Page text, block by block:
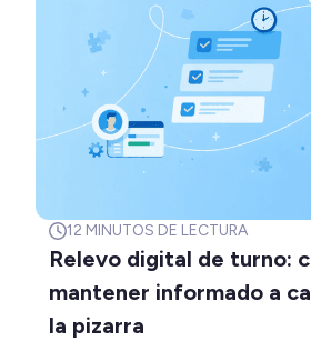
12 MINUTOS DE LECTURA
Relevo digital de turno:
mantener informado a
la pizarra